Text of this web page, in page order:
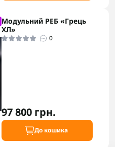
Модульний РЕБ «Грець
ХЛ»
0
97 800 грн.
До кошика